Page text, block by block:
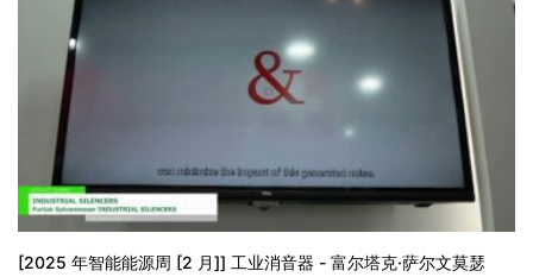
[2025 年智能能源周 [2 月]] 工业消音器 - 富尔塔克·萨尔文莫瑟